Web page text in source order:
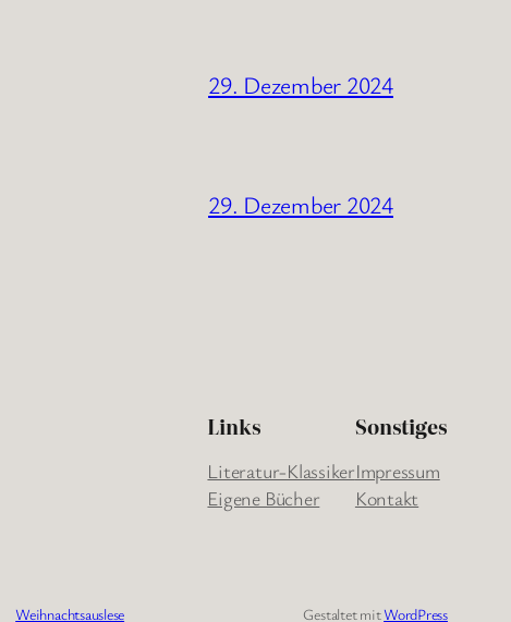
29. Dezember 2024
29. Dezember 2024
Links
Literatur-Klassiker
Eigene Bücher
Sonstiges
Impressum
Kontakt
Weihnachtsauslese Gestaltet mitWordPress